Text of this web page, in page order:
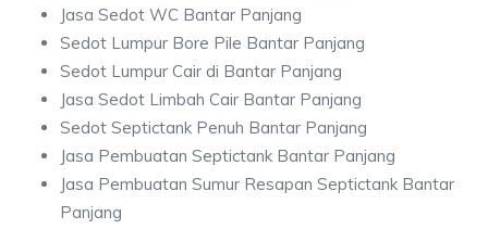
Jasa Sedot WC Bantar Panjang
Sedot Lumpur Bore Pile Bantar Panjang
Sedot Lumpur Cair di Bantar Panjang
Jasa Sedot Limbah Cair Bantar Panjang
Sedot Septictank Penuh Bantar Panjang
Jasa Pembuatan Septictank Bantar Panjang
Jasa Pembuatan Sumur Resapan Septictank Bantar
Panjang